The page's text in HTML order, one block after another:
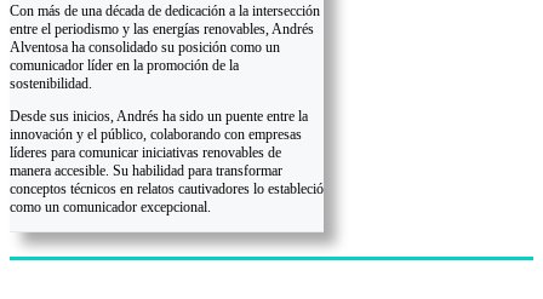
Con más de una década de dedicación a la intersección
entre el periodismo y las energías renovables, Andrés
Alventosa ha consolidado su posición como un
comunicador líder en la promoción de la
sostenibilidad.
Desde sus inicios, Andrés ha sido un puente entre la
innovación y el público, colaborando con empresas
líderes para comunicar iniciativas renovables de
manera accesible. Su habilidad para transformar
conceptos técnicos en relatos cautivadores lo estableció
como un comunicador excepcional.